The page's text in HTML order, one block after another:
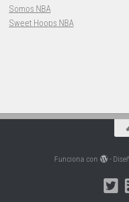
Somos NBA
Sweet Hoops NBA
Funciona con -